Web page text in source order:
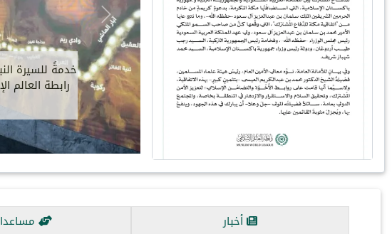
Previous Next
استقبلَ معالي الأمين العام،
د.⁧‫محمد العيسى‬⁩ ‬⁩، في مكتبِه
Next
أخبار